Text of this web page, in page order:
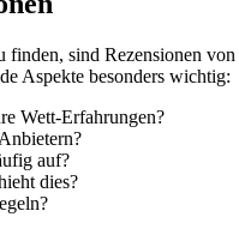
sind Rezensionen
Aspekte besonders wichtig:
Wett-Erfahrungen?
auf?
dies?